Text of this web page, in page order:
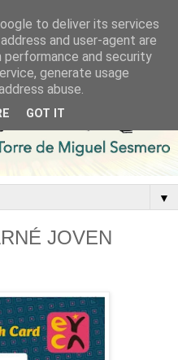
▼
JOVEN
to deliver its services
and user-agent are
performance and security
generate usage
abuse.
GOT IT